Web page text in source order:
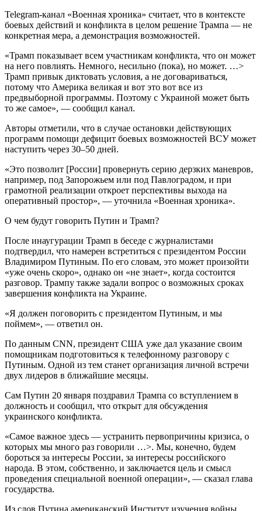
Telegram-канал «Военная хроника» считает, что в контексте
боевых действий и конфликта в целом решение Трампа — не
конкретная мера, а демонстрация возможностей.
«Трамп показывает всем участникам конфликта, что он может
на него повлиять. Немного, несильно (пока), но может. …>
Трамп привык диктовать условия, а не договариваться,
потому что Америка великая и вот это вот все из
предвыборной программы. Поэтому с Украиной может быть
то же самое», — сообщил канал.
Авторы отметили, что в случае остановки действующих
программ помощи дефицит боевых возможностей ВСУ может
наступить через 30–50 дней.
«Это позволит [России] провернуть серию дерзких маневров,
например, под Запорожьем или под Павлоградом, и при
грамотной реализации откроет перспективы выхода на
оперативный простор», — уточнила «Военная хроника».
О чем будут говорить Путин и Трамп?
После инаугурации Трамп в беседе с журналистами
подтвердил, что намерен встретиться с президентом России
Владимиром Путиным. По его словам, это может произойти
«уже очень скоро», однако он «не знает», когда состоится
разговор. Трампу также задали вопрос о возможных сроках
завершения конфликта на Украине.
«Я должен поговорить с президентом Путиным, и мы
поймем», — ответил он.
По данным CNN, президент США уже дал указание своим
помощникам подготовиться к телефонному разговору с
Путиным. Одной из тем станет организация личной встречи
двух лидеров в ближайшие месяцы.
Сам Путин 20 января поздравил Трампа со вступлением в
должность и сообщил, что открыт для обсуждения
украинского конфликта.
«Самое важное здесь — устранить первопричины кризиса, о
которых мы много раз говорили …>. Мы, конечно, будем
бороться за интересы России, за интересы российского
народа. В этом, собственно, и заключается цель и смысл
проведения специальной военной операции», — сказал глава
государства.
Из слов Путина американский Институт изучения войны